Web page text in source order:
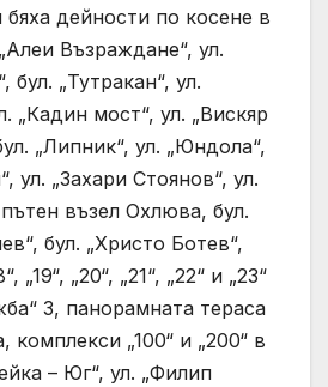
дейности по косене в
Възраждане“, ул.
бул. „Тутракан“, ул.
„Кадин мост“, ул. „Вискяр
„Липник“, ул. „Юндола“,
ул. „Захари Стоянов“, ул.
пътен възел Охлюва, бул.
бул. „Христо Ботев“,
„19“, „20“, „21“, „22“ и „23“
3, панорамната тераса
комплекси „100“ и „200“ в
– Юг“, ул. „Филип